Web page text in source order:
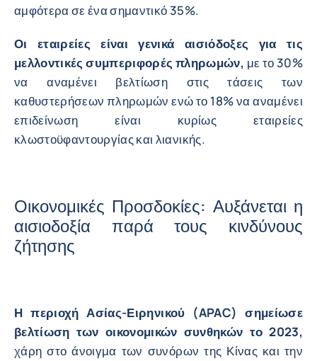
αμφότερα σε ένα σημαντικό 35%.
Οι εταιρείες είναι γενικά αισιόδοξες για τις
μελλοντικές συμπεριφορές πληρωμών, με το 30%
να αναμένει βελτίωση στις τάσεις των
καθυστερήσεων πληρωμών ενώ το 18% να αναμένει
επιδείνωση είναι κυρίως εταιρείες
κλωστοϋφαντουργίας και λιανικής.
Οικονομικές Προσδοκίες: Αυξάνεται η
αισιοδοξία παρά τους κινδύνους
ζήτησης
Η περιοχή Ασίας-Ειρηνικού (APAC) σημείωσε
βελτίωση των οικονομικών συνθηκών το 2023,
χάρη στο άνοιγμα των συνόρων της Κίνας και την